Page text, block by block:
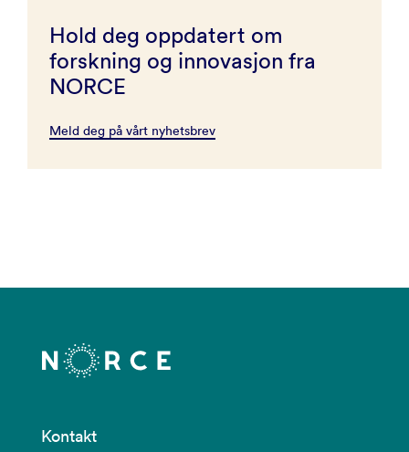
Hold deg oppdatert om
forskning og innovasjon fra
NORCE
Meld deg på vårt nyhetsbrev
Kontakt